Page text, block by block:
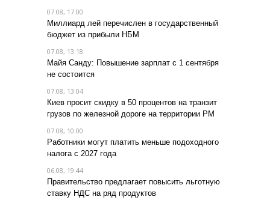
07.08, 17:00
Миллиард лей перечислен в государственный
бюджет из прибыли НБМ
07.08, 13:18
Майя Санду: Повышение зарплат с 1 сентября
не состоится
07.08, 13:04
Киев просит скидку в 50 процентов на транзит
грузов по железной дороге на территории РМ
07.08, 10:00
Работники могут платить меньше подоходного
налога с 2027 года
06.08, 19:44
Правительство предлагает повысить льготную
ставку НДС на ряд продуктов